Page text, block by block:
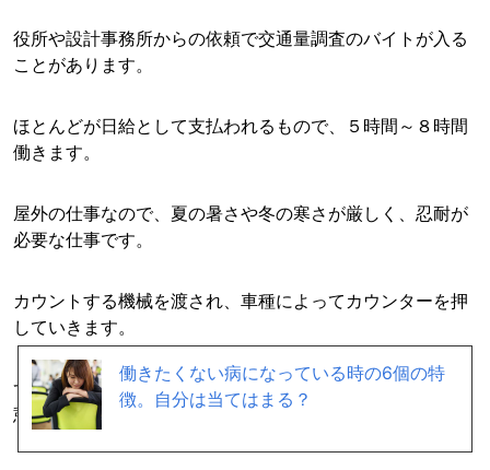
役所や設計事務所からの依頼で交通量調査のバイトが入る
ことがあります。
ほとんどが日給として支払われるもので、５時間～８時間
働きます。
屋外の仕事なので、夏の暑さや冬の寒さが厳しく、忍耐が
必要な仕事です。
カウントする機械を渡され、車種によってカウンターを押
していきます。
ずっと行き交う車を見続けることになるので、交代して休
憩時間をもらうまでは気の抜けない仕事でもあります。
働きたくない病になっている時の6個の特
徴。自分は当てはまる？